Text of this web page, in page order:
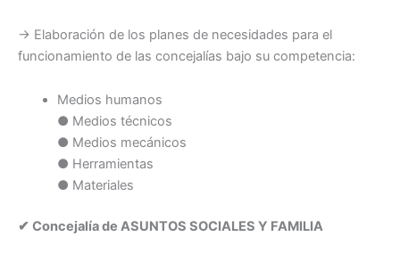
→ Elaboración de los planes de necesidades para el
funcionamiento de las concejalías bajo su competencia:
Medios humanos
● Medios técnicos
● Medios mecánicos
● Herramientas
● Materiales
✔ Concejalía de ASUNTOS SOCIALES Y FAMILIA